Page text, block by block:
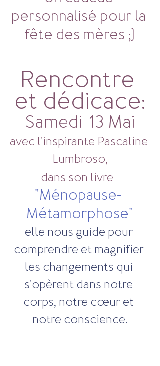
personnalisé pour la
fête des mères ;)
Rencontre
et dédicace:
Samedi  13 Mai
avec l'inspirante Pascaline
Lumbroso,
dans son livre
"Ménopause-
Métamorphose"
elle nous guide pour
comprendre et magnifier
les changements qui
s'opèrent dans notre
corps, notre cœur et
notre conscience.